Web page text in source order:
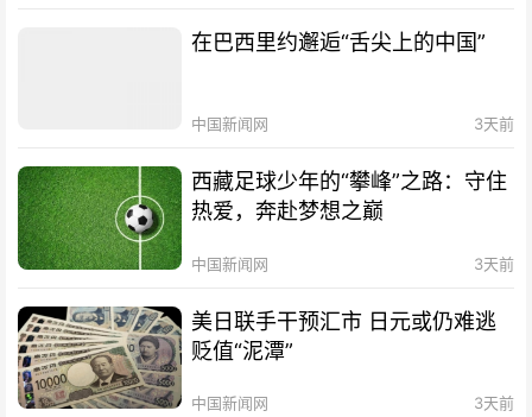
在巴西里约邂逅“舌尖上的中国”
中国新闻网 3天前
西藏足球少年的“攀峰”之路：守住
热爱，奔赴梦想之巅
中国新闻网 3天前
美日联手干预汇市 日元或仍难逃
贬值“泥潭”
中国新闻网 3天前